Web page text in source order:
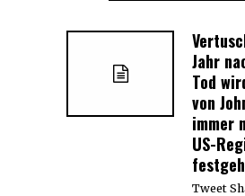
Jahr
Tod
von
immer
US-
Tweet